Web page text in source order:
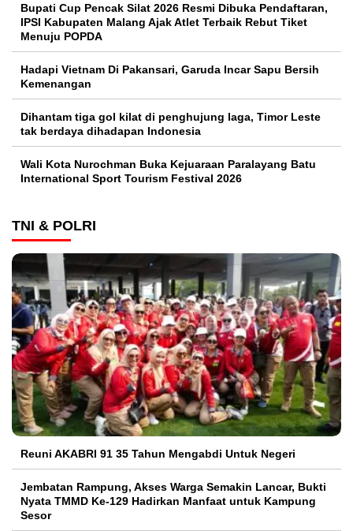
Bupati Cup Pencak Silat 2026 Resmi Dibuka Pendaftaran,
IPSI Kabupaten Malang Ajak Atlet Terbaik Rebut Tiket
Menuju POPDA
Hadapi Vietnam Di Pakansari, Garuda Incar Sapu Bersih
Kemenangan
Dihantam tiga gol kilat di penghujung laga, Timor Leste
tak berdaya dihadapan Indonesia
Wali Kota Nurochman Buka Kejuaraan Paralayang Batu
International Sport Tourism Festival 2026
TNI & POLRI
Reuni AKABRI 91 35 Tahun Mengabdi Untuk Negeri
Jembatan Rampung, Akses Warga Semakin Lancar, Bukti
Nyata TMMD Ke-129 Hadirkan Manfaat untuk Kampung
Sesor